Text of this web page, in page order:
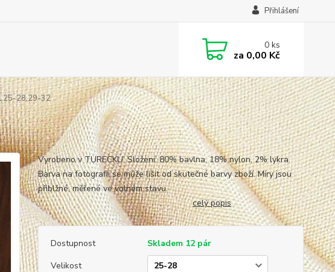
Přihlášení
0ks
za 0,00 Kč
28,29-32
Vyrobeno v TURECKU. Složení: 80% bavlna, 18% nylon, 2% lykra.
Barva na fotografii se může lišit od skutečné barvy zboží. Míry jsou
přiblžné, měřené ve volném stavu.
celý popis
Dostupnost
Skladem 12 pár
Velikost